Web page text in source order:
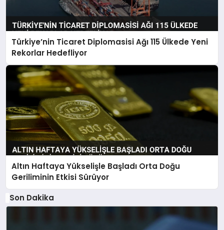
Türkiye’nin Ticaret Diplomasisi Ağı 115 Ülkede Yeni
Rekorlar Hedefliyor
Altın Haftaya Yükselişle Başladı Orta Doğu
Geriliminin Etkisi Sürüyor
Son Dakika